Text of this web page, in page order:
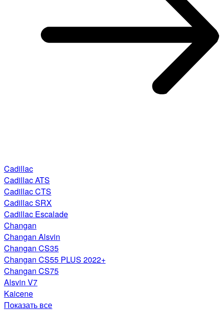
Cadillac
Cadillac ATS
Cadillac CTS
Cadillac SRX
Cadillac Escalade
Changan
Changan Alsvin
Changan CS35
Changan CS55 PLUS 2022+
Changan CS75
Alsvin V7
Kaicene
Показать все